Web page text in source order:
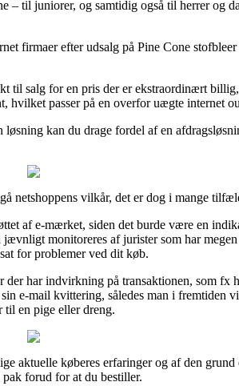
– til juniorer, og samtidig også til herrer og
firmaer efter udsalg på Pine Cone
til salg for en pris der er ekstraordinært
hvilket passer på en overfor uægte internet
kan du drage fordel af en
netshoppens vilkår, det er dog i mange
af e-mærket, siden det burde være en
monitoreres af jurister som har
for problemer ved dit køb.
har indvirkning på transaktionen, som fx
e-mail kvittering, således man i fremtiden
til en pige eller dreng.
aktuelle køberes erfaringer og af den
forud for at du bestiller.